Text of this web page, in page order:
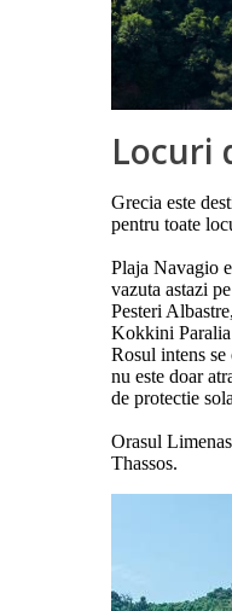
Locuri
Grecia este
pentru toate
Plaja Navagio
vazuta astazi
Pesteri
Kokkini Paralia
Rosul intens
nu este doar
de protectie
Orasul
Thassos.